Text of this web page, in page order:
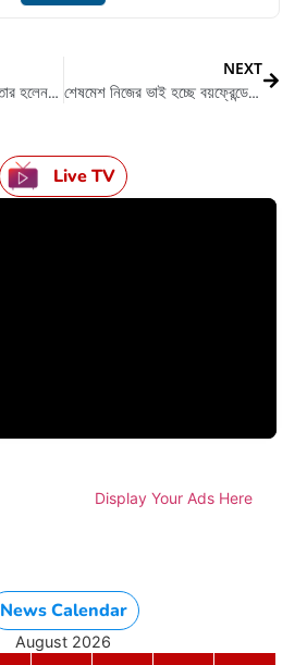
মুম্বই পুলিশের হাতে গ্রেপ্তার হলেন প্রাক্তন ভারতীয় ক্রিকেটার সুরেশ রায়না
NEXT
শেষমেশ নিজের ভাই হচ্ছে বয়ফ্রেন্ডের বাবা
Live TV
Display Your Ads Here
News Calendar
August 2026